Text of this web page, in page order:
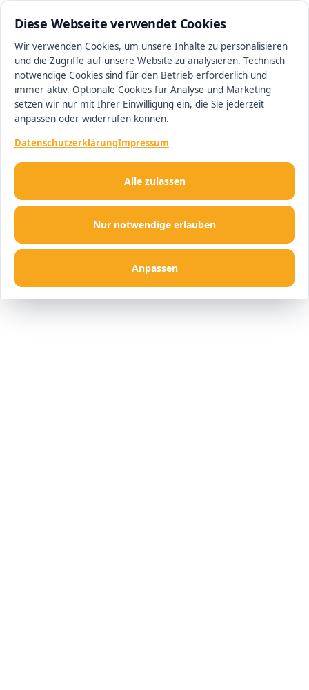
Diese Webseite verwendet Cookies
Wir verwenden Cookies, um unsere Inhalte zu personalisieren
und die Zugriffe auf unsere Website zu analysieren. Technisch
notwendige Cookies sind für den Betrieb erforderlich und
immer aktiv. Optionale Cookies für Analyse und Marketing
setzen wir nur mit Ihrer Einwilligung ein, die Sie jederzeit
anpassen oder widerrufen können.
DatenschutzerklärungImpressum
Nur notwendige erlauben
Anpassen
Alle zulassen